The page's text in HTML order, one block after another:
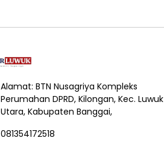
Alamat: BTN Nusagriya Kompleks
Perumahan DPRD, Kilongan, Kec. Luwuk
Utara, Kabupaten Banggai,
081354172518